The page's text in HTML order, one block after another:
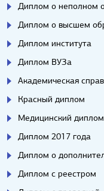
Диплом о неполном
Диплом о высшем
Диплом института
Диплом ВУЗа
Академическая
Красный диплом
Медицинский диплом
Диплом 2017 года
Диплом о
Диплом с реестром